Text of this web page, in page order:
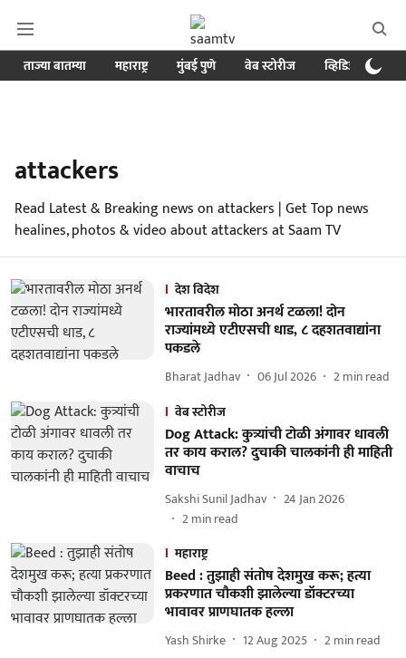
ताज्या बातम्या महाराष्ट्र मुंबई पुणे वेब स्टोरीज व्हिडिओ
attackers
Read Latest & Breaking news on attackers | Get Top news
healines, photos & video about attackers at Saam TV
देश विदेश
भारतावरील मोठा अनर्थ टळला! दोन
राज्यांमध्ये एटीएसची धाड, ८ दहशतवाद्यांना
पकडले
Bharat Jadhav 06 Jul 2026 2min read
वेब स्टोरीज
Dog Attack: कुत्र्यांची टोळी अंगावर धावली
तर काय कराल? दुचाकी चालकांनी ही माहिती
वाचाच
Sakshi Sunil Jadhav
24 Jan 2026
2min read
महाराष्ट्र
Beed : तुझाही संतोष देशमुख करू; हत्या
प्रकरणात चौकशी झालेल्या डॉक्टरच्या
भावावर प्राणघातक हल्ला
Yash Shirke 12 Aug 2025 2min read